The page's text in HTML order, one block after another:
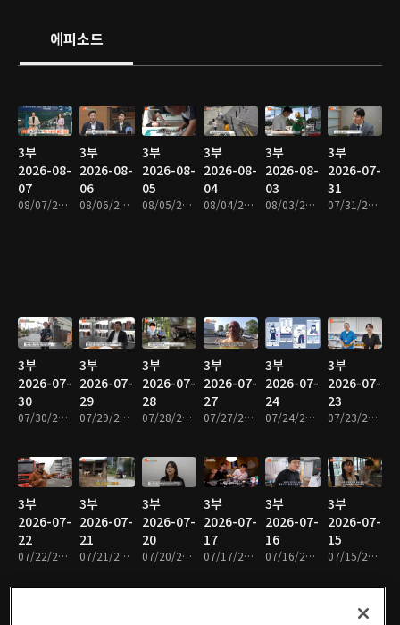
에피소드
3부
2026-08-
07
08/07/2026 • 48분
3부
2026-08-
06
08/06/2026 • 48분
3부
2026-08-
05
08/05/2026 • 48분
3부
2026-08-
04
08/04/2026 • 47분
3부
2026-08-
03
08/03/2026 • 48분
3부
2026-07-
31
07/31/2026 • 47분
3부
2026-07-
30
07/30/2026 • 47분
3부
2026-07-
29
07/29/2026 • 48분
3부
2026-07-
28
07/28/2026 • 48분
3부
2026-07-
27
07/27/2026 • 48분
3부
2026-07-
24
07/24/2026 • 47분
3부
2026-07-
23
07/23/2026 • 48분
3부
2026-07-
22
07/22/2026 • 48분
3부
2026-07-
21
07/21/2026 • 48분
3부
2026-07-
20
07/20/2026 • 48분
3부
2026-07-
17
07/17/2026 • 47분
3부
2026-07-
16
07/16/2026 • 48분
3부
2026-07-
15
07/15/2026 • 48분